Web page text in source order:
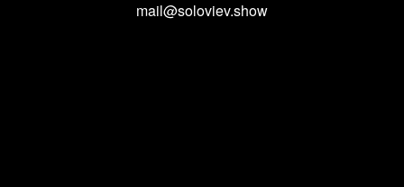
mail@soloviev.show